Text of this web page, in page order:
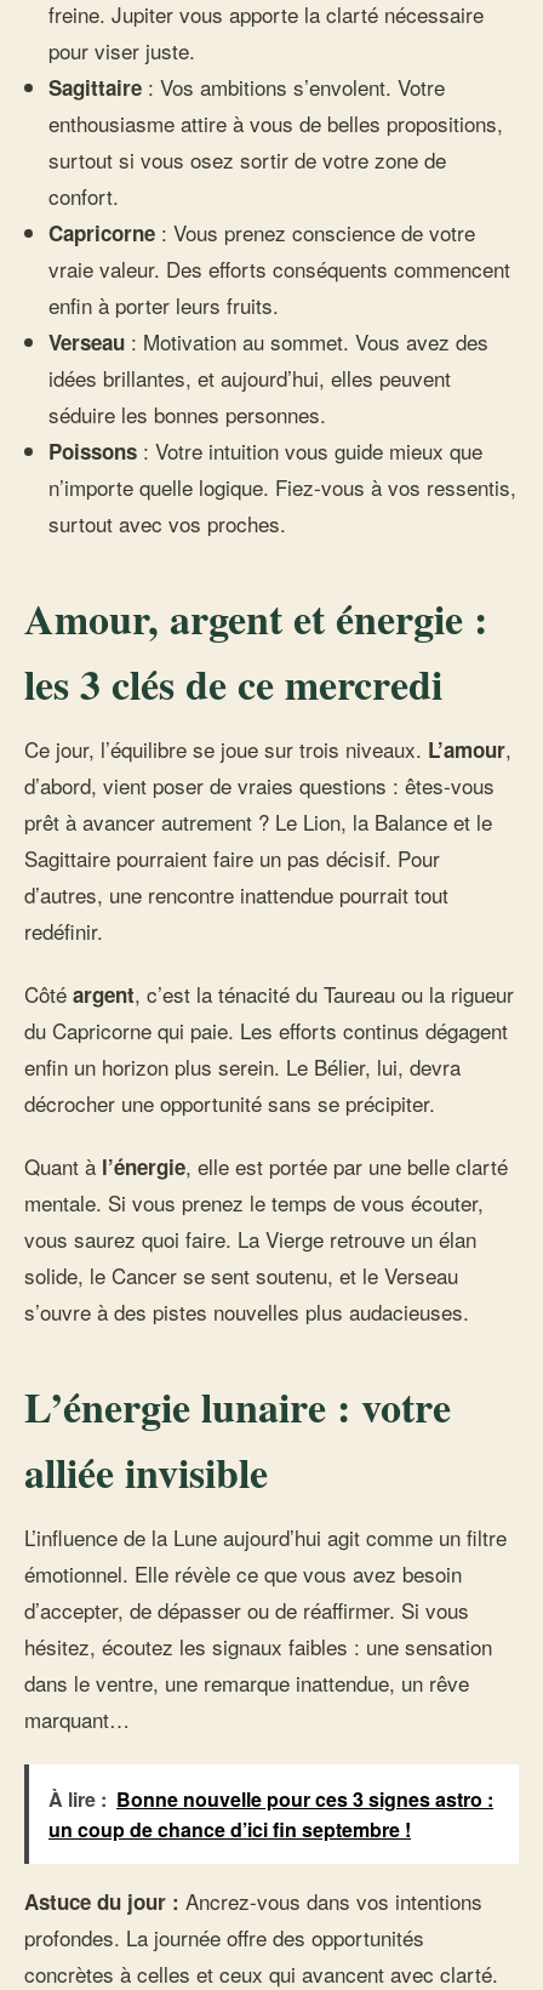
freine. Jupiter vous apporte la clarté nécessaire
pour viser juste.
Sagittaire : Vos ambitions s’envolent. Votre
enthousiasme attire à vous de belles propositions,
surtout si vous osez sortir de votre zone de
confort.
Capricorne : Vous prenez conscience de votre
vraie valeur. Des efforts conséquents commencent
enfin à porter leurs fruits.
Verseau : Motivation au sommet. Vous avez des
idées brillantes, et aujourd’hui, elles peuvent
séduire les bonnes personnes.
Poissons : Votre intuition vous guide mieux que
n’importe quelle logique. Fiez-vous à vos ressentis,
surtout avec vos proches.
Amour, argent et énergie :
les 3 clés de ce mercredi
Ce jour, l’équilibre se joue sur trois niveaux. L’amour,
d’abord, vient poser de vraies questions : êtes-vous
prêt à avancer autrement ? Le Lion, la Balance et le
Sagittaire pourraient faire un pas décisif. Pour
d’autres, une rencontre inattendue pourrait tout
redéfinir.
Côté argent, c’est la ténacité du Taureau ou la rigueur
du Capricorne qui paie. Les efforts continus dégagent
enfin un horizon plus serein. Le Bélier, lui, devra
décrocher une opportunité sans se précipiter.
Quant à l’énergie, elle est portée par une belle clarté
mentale. Si vous prenez le temps de vous écouter,
vous saurez quoi faire. La Vierge retrouve un élan
solide, le Cancer se sent soutenu, et le Verseau
s’ouvre à des pistes nouvelles plus audacieuses.
L’énergie lunaire : votre
alliée invisible
L’influence de la Lune aujourd’hui agit comme un filtre
émotionnel. Elle révèle ce que vous avez besoin
d’accepter, de dépasser ou de réaffirmer. Si vous
hésitez, écoutez les signaux faibles : une sensation
dans le ventre, une remarque inattendue, un rêve
marquant…
À lire : Bonne nouvelle pour ces 3 signes astro :
un coup de chance d’ici fin septembre !
Astuce du jour : Ancrez-vous dans vos intentions
profondes. La journée offre des opportunités
concrètes à celles et ceux qui avancent avec clarté.